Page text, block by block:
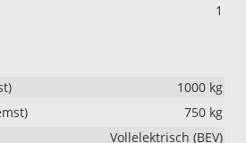
1
1000 kg
750 kg
Vollelektrisch (BEV)